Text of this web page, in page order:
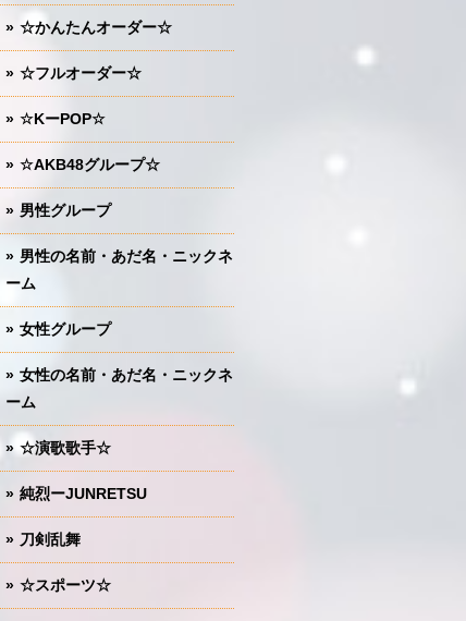
☆かんたんオーダー☆
☆フルオーダー☆
☆KーPOP☆
☆AKB48グループ☆
男性グループ
男性の名前・あだ名・ニックネ
ーム
女性グループ
女性の名前・あだ名・ニックネ
ーム
☆演歌歌手☆
純烈ーJUNRETSU
刀剣乱舞
☆スポーツ☆